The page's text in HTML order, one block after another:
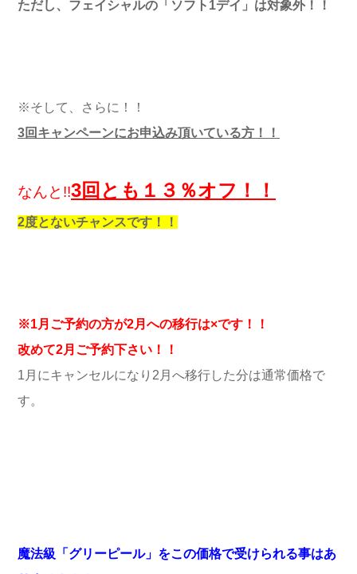
ただし、フェイシャルの「ソフト1デイ」は対象外！！
※そして、さらに！！
3回キャンペーンにお申込み頂いている方！！
なんと!!3回とも１３％オフ！！
2度とないチャンスです！！
※1月ご予約の方が2月への移行は×です！！
改めて2月ご予約下さい！！
1月にキャンセルになり2月へ移行した分は通常価格で
す。
魔法級「グリーピール」をこの価格で受けられる事はあ